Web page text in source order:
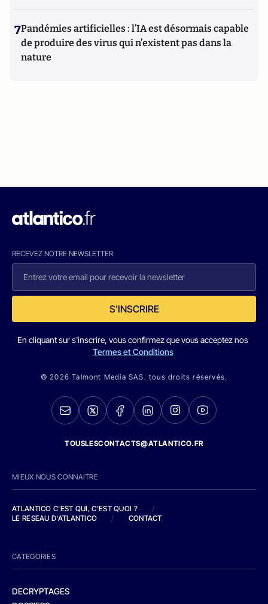
7Pandémies artificielles : l’IA est désormais capable
de produire des virus qui n’existent pas dans la
nature
RECEVEZ NOTRE NEWSLETTER
S'INSCRIRE
En cliquant sur s'inscrire, vous confirmez que vous acceptez nos
Termes et Conditions
© 2026 Talmont Media SAS. tous droits réservés.
TOUSLESCONTACTS@ATLANTICO.FR
MIEUX NOUS CONNAITRE
ATLANTICO C'EST QUI, C'EST QUOI ?
/
LE RESEAU D'ATLANTICO
/ CONTACT
CATEGORIES
DECRYPTAGES